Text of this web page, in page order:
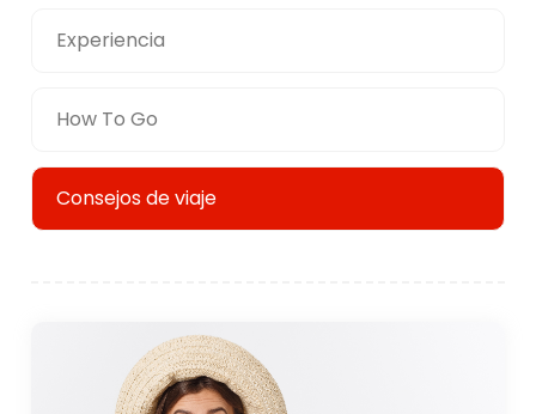
Experiencia
How To Go
Consejos de viaje